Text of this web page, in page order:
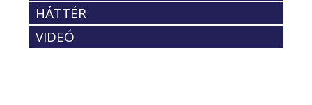
HÁTTÉR
VIDEÓ